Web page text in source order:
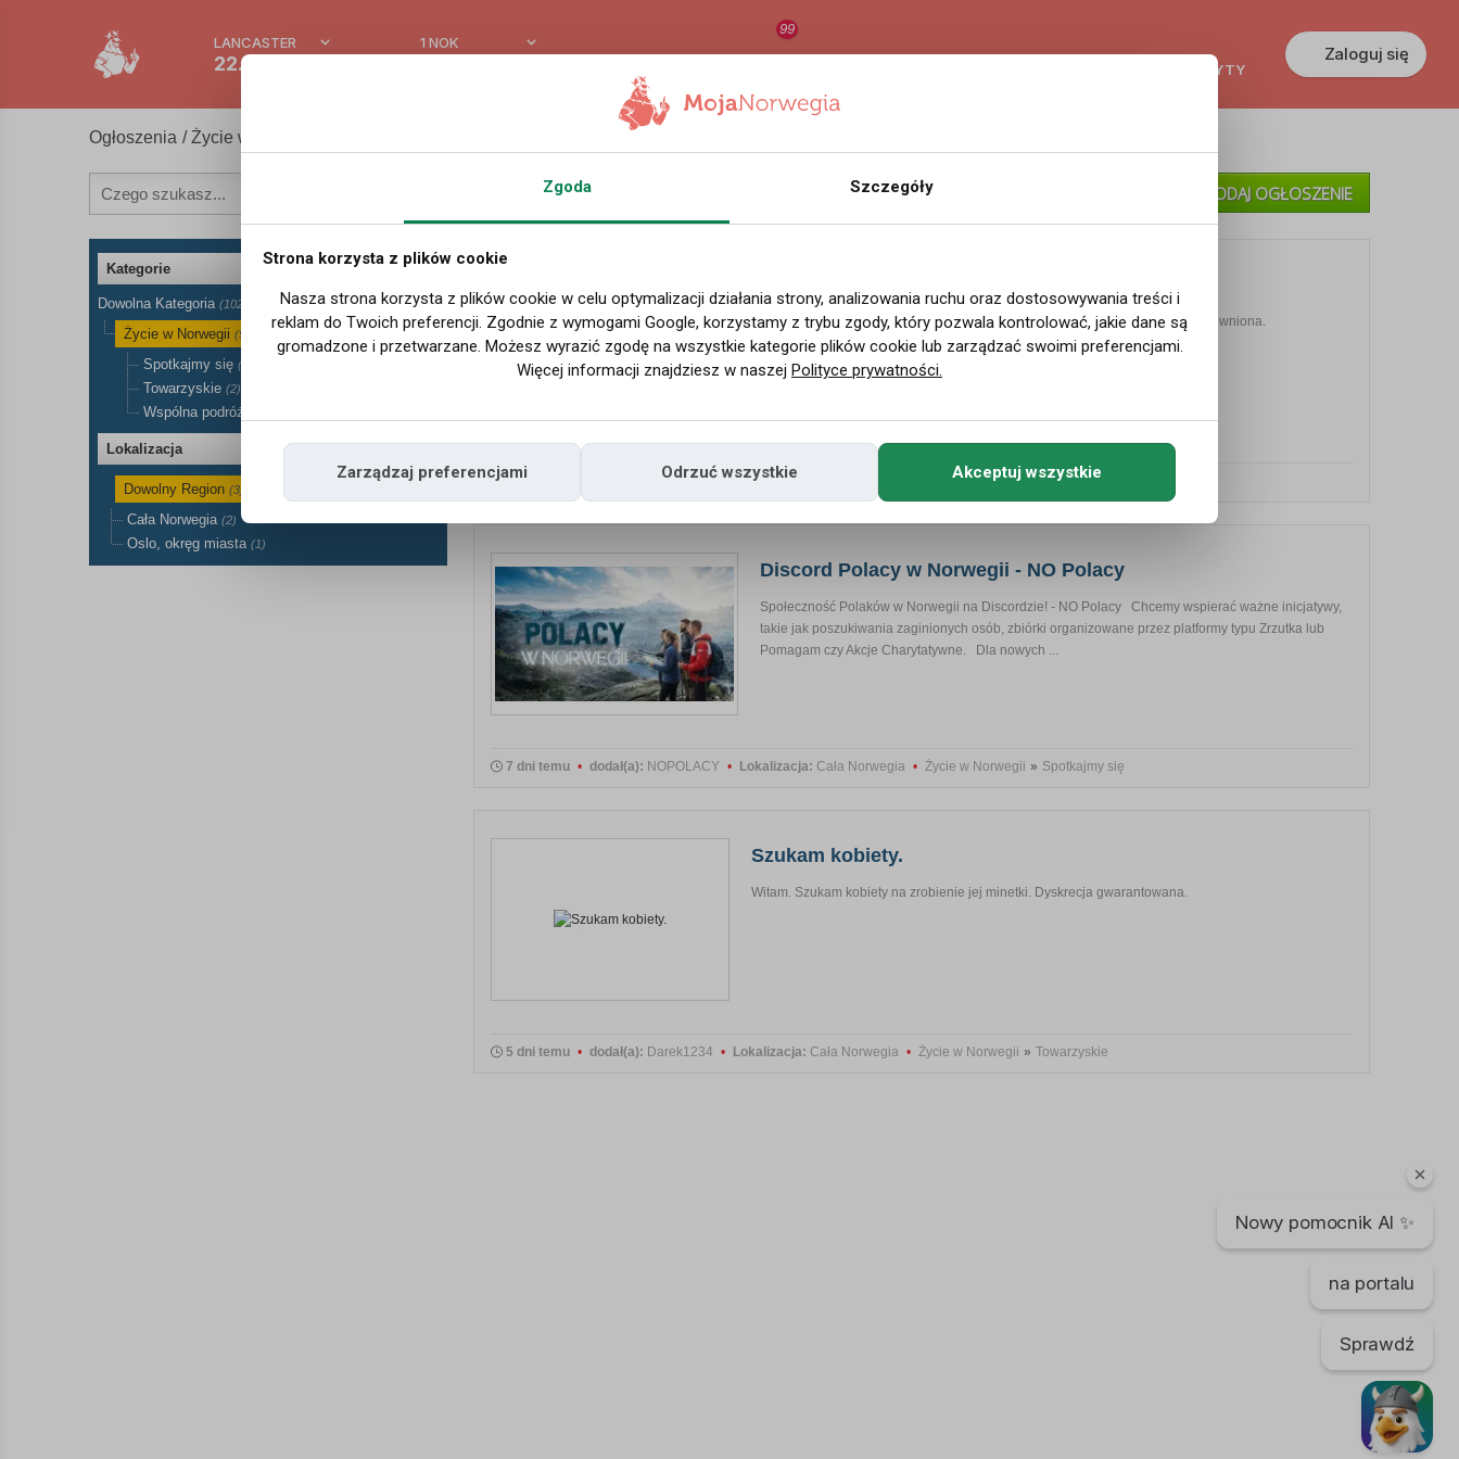
Nowy pomocnik AI ✨
na portalu
Sprawdź
LANCASTER
22.9 °C
1 NOK
99
KREDYTY
Zaloguj się
Ogłoszenia /Życie w Norwegii w Norwegii
SZUKAJ DODAJ OGŁOSZENIE
Kategorie
Dowolna Kategoria (102)
Życie w Norwegii (5)
Spotkajmy się (1)
Towarzyskie (2)
Wspólna podróż
Lokalizacja
Dowolny Region (3)
Cała Norwegia (2)
Oslo, okręg miasta (1)
Witam szukam kobiety na spotkania mężatki rozwódki panny itp.Dyskrecja zapewniona.
5 dni temu Darek1234 • Lokalizacja: Życie w Norwegii » Towarzyskie
Discord Polacy w Norwegii - NO Polacy
Społeczność Polaków w Norwegii na Discordzie! - NO Polacy Chcemy wspierać ważne inicjatywy,
takie jak poszukiwania zaginionych osób, zbiórki organizowane przez platformy typu Zrzutka lub
Pomagam czy Akcje Charytatywne. Dla nowych ...
7 dni temu • dodał(a): NOPOLACY • Lokalizacja: Cała Norwegia • Życie w Norwegii » Spotkajmy się
Szukam kobiety.
Witam. Szukam kobiety na zrobienie jej minetki. Dyskrecja gwarantowana.
5 dni temu • dodał(a): Darek1234 • Lokalizacja: Cała Norwegia • Życie w Norwegii » Towarzyskie
Zgoda Szczegóły
Strona korzysta z plików cookie
Nasza strona korzysta z plików cookie w celu optymalizacji działania strony, analizowania ruchu oraz dostosowywania treści i
reklam do Twoich preferencji. Zgodnie z wymogami Google, korzystamy z trybu zgody, który pozwala kontrolować, jakie dane są
gromadzone i przetwarzane. Możesz wyrazić zgodę na wszystkie kategorie plików cookie lub zarządzać swoimi preferencjami.
Więcej informacji znajdziesz w naszej Polityce prywatności.
Zarządzaj preferencjami Odrzuć wszystkie Akceptuj wszystkie